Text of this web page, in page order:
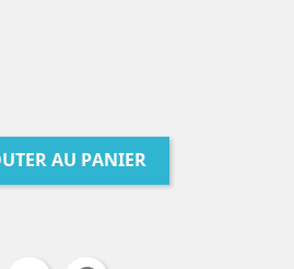
AU PANIER